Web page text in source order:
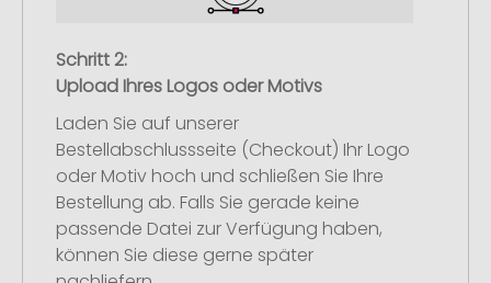
Schritt 2:
Upload Ihres Logos oder Motivs
Laden Sie auf unserer
Bestellabschlussseite (Checkout) Ihr Logo
oder Motiv hoch und schließen Sie Ihre
Bestellung ab. Falls Sie gerade keine
passende Datei zur Verfügung haben,
können Sie diese gerne später